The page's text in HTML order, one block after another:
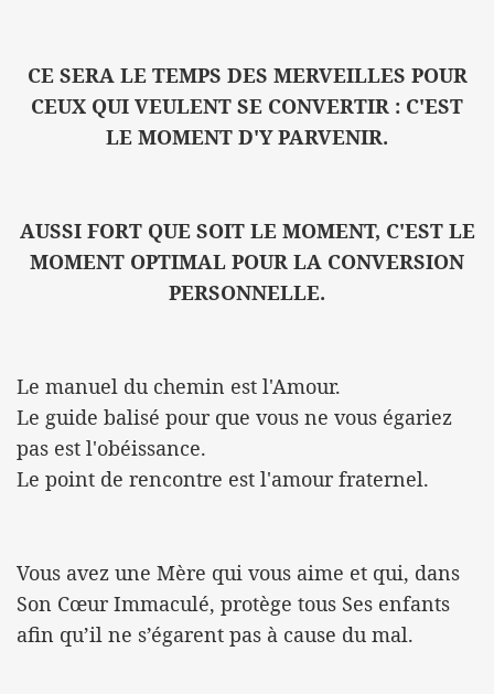
CE SERA LE TEMPS DES MERVEILLES POUR
CEUX QUI VEULENT SE CONVERTIR : C'EST
LE MOMENT D'Y PARVENIR.
AUSSI FORT QUE SOIT LE MOMENT, C'EST LE
MOMENT OPTIMAL POUR LA CONVERSION
PERSONNELLE.
Le manuel du chemin est l'Amour.
Le guide balisé pour que vous ne vous égariez
pas est l'obéissance.
Le point de rencontre est l'amour fraternel.
Vous avez une Mère qui vous aime et qui, dans
Son Cœur Immaculé, protège tous Ses enfants
afin qu’il ne s’égarent pas à cause du mal.